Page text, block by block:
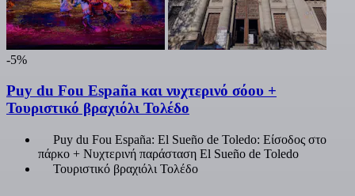
-5%
Puy du Fou España και νυχτερινό σόου +
Τουριστικό βραχιόλι Τολέδο
Puy du Fou España: El Sueño de Toledo: Είσοδος στο
πάρκο + Νυχτερινή παράσταση El Sueño de Toledo
Τουριστικό βραχιόλι Τολέδο